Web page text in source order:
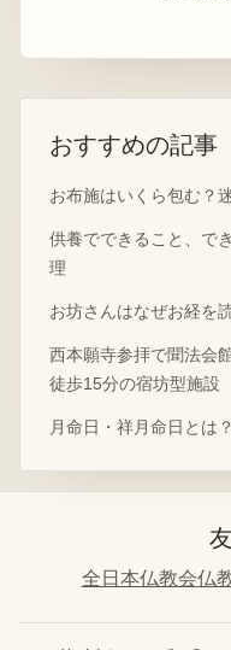
おすすめの記事
お布施はいくら包む？
供養でできること、で
理
お坊さんはなぜお経を
西本願寺参拝で聞法会
徒歩15分の宿坊型施設
月命日・祥月命日とは
全日本仏教会仏